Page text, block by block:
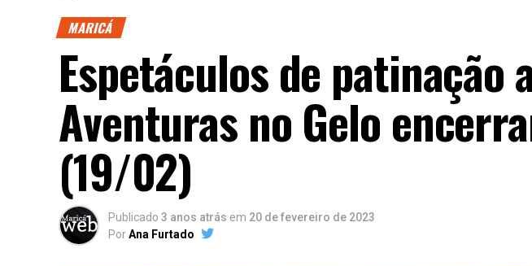
MARICÁ
Espetáculos de
Aventuras no Gelo
(19/02)
Publicado 3 anos atrás em 20 de fevereiro de 2023
PorAna Furtado